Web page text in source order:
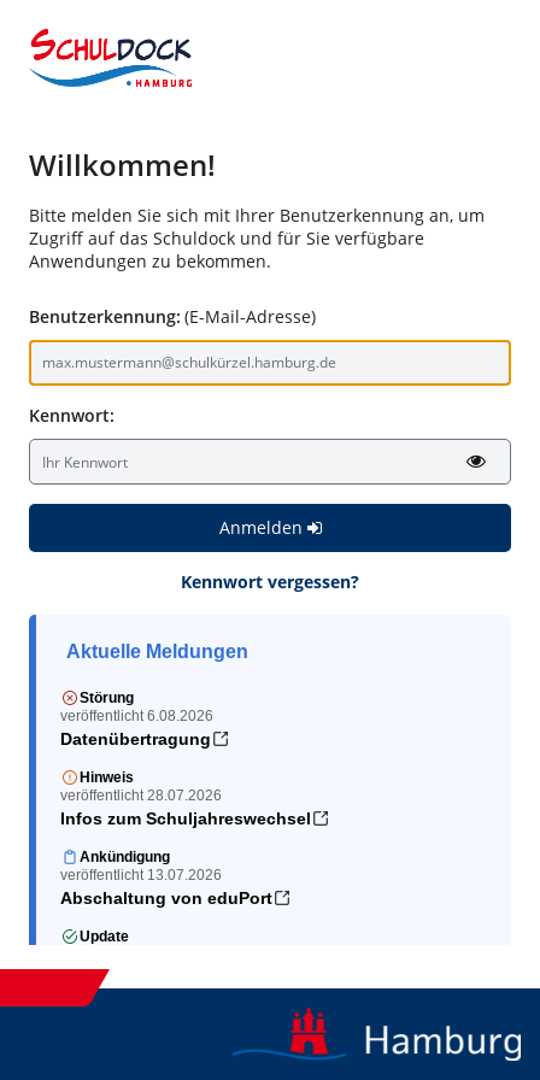
Willkommen!
Bitte melden Sie sich mit Ihrer Benutzerkennung an, um
Zugriff auf das Schuldock und für Sie verfügbare
Anwendungen zu bekommen.
Benutzerkennung: (E-Mail-Adresse)
Kennwort:
Anmelden
Kennwort vergessen?